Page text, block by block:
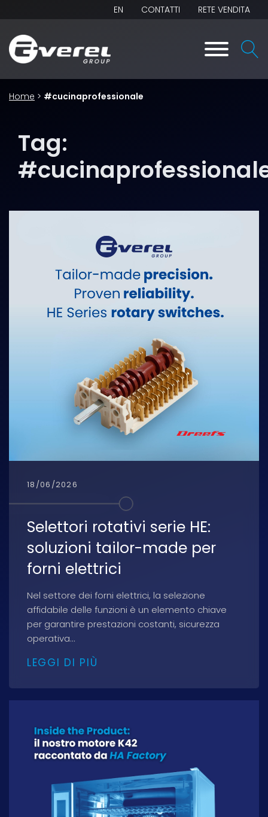
RETE VENDITA
CONTATTI
EN
Home > #cucinaprofessionale
Tag:
18/06/2026
Selettori rotativi serie HE:
soluzioni tailor-made per
forni elettrici
Nel settore dei forni elettrici, la selezione
affidabile delle funzioni è un elemento chiave
per garantire prestazioni costanti, sicurezza
operativa...
LEGGI DI PIÙ